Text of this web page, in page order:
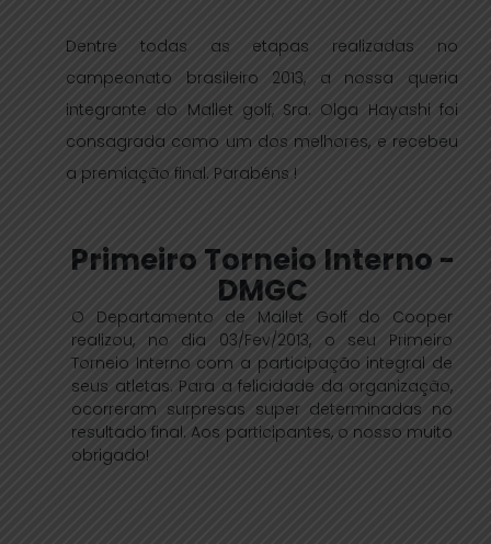
Dentre todas as etapas realizadas no
campeonato brasileiro 2013, a nossa queria
integrante do Mallet golf, Sra. Olga Hayashi foi
consagrada como um dos melhores, e recebeu
a premiação final. Parabéns !
Primeiro Torneio Interno -
DMGC
O Departamento de Mallet Golf do Cooper
realizou, no dia 03/Fev/2013, o seu Primeiro
Torneio Interno com a participação integral de
seus atletas. Para a felicidade da organização,
ocorreram surpresas super determinadas no
resultado final. Aos participantes, o nosso muito
obrigado!